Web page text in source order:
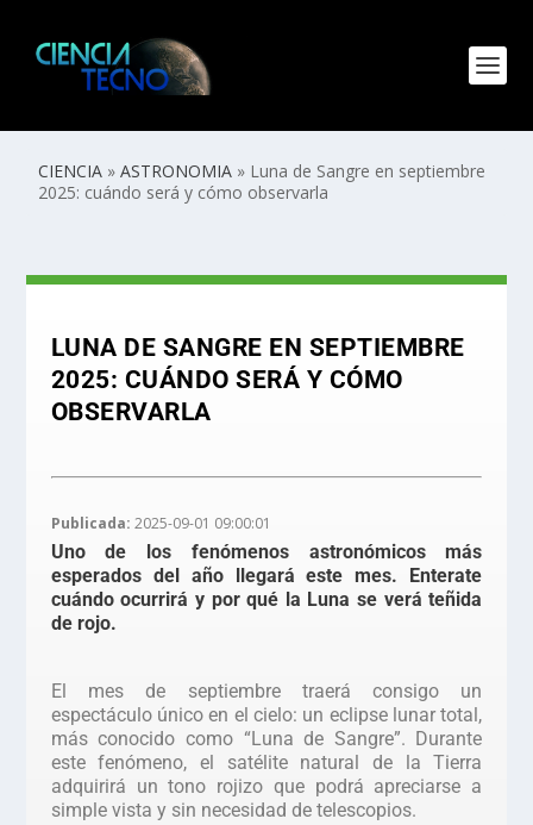
CIENCIA »ASTRONOMIA » Luna de Sangre en septiembre
2025: cuándo será y cómo observarla
LUNA DE SANGRE EN SEPTIEMBRE
2025: CUÁNDO SERÁ Y CÓMO
OBSERVARLA
Publicada: 2025-09-01 09:00:01
Uno de los fenómenos astronómicos más
esperados del año llegará este mes. Enterate
cuándo ocurrirá y por qué la Luna se verá teñida
de rojo.
El mes de septiembre traerá consigo un
espectáculo único en el cielo: un eclipse lunar total,
más conocido como “Luna de Sangre”. Durante
este fenómeno, el satélite natural de la Tierra
adquirirá un tono rojizo que podrá apreciarse a
simple vista y sin necesidad de telescopios.